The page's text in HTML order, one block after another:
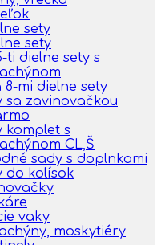
sety
sety
ti dielne sety s
8-mi dielne sety
sa zavinovačkou
komplet s
CL,Š
sady s doplnkami
do kolísok
vaky
moskytiéry